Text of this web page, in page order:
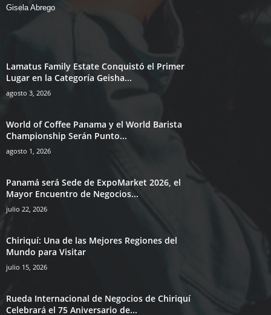
Gisela Abrego
Lamatus Family Estate Conquistó el Primer
Lugar en la Categoría Geisha...
agosto 3, 2026
World of Coffee Panama y el World Barista
Championship Serán Punto...
agosto 1, 2026
Panamá será Sede de ExpoMarket 2026, el
Mayor Encuentro de Negocios...
julio 22, 2026
Chiriquí: Una de las Mejores Regiones del
Mundo para Visitar
julio 15, 2026
Rueda Internacional de Negocios de Chiriquí
Celebrará el 75 Aniversario de...